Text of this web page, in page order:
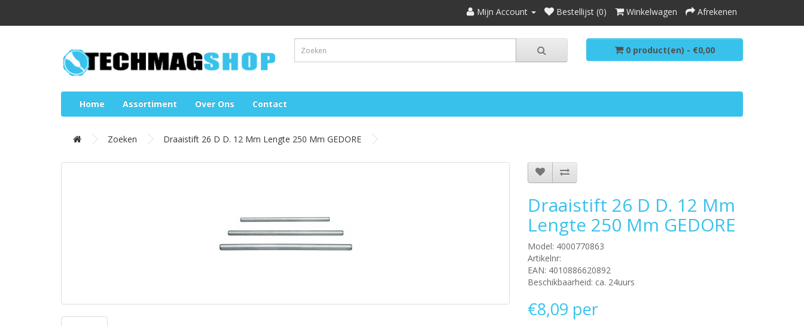
Mijn Account Bestellijst (0) Winkelwagen Afrekenen
0 product(en) - €0,00
Home Assortiment Over Ons Contact
Zoeken Draaistift 26 D D. 12 Mm Lengte 250 Mm GEDORE
Draaistift 26 D D. 12 Mm
Lengte 250 Mm GEDORE
Model: 4000770863
Artikelnr:
EAN: 4010886620892
Beschikbaarheid: ca. 24uurs
€8,09 per